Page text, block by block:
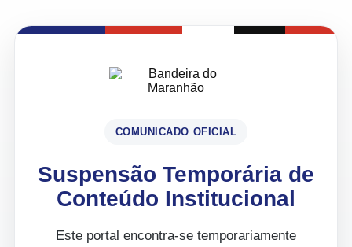
COMUNICADO OFICIAL
Suspensão Temporária de
Conteúdo Institucional
Este portal encontra-se temporariamente